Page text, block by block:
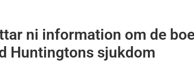
ni information om de
Huntingtons sjukdom